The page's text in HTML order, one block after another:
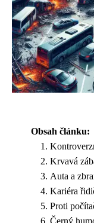
Obsah článku:
Krvavá
Auta a
Kariéra
Proti
Černý